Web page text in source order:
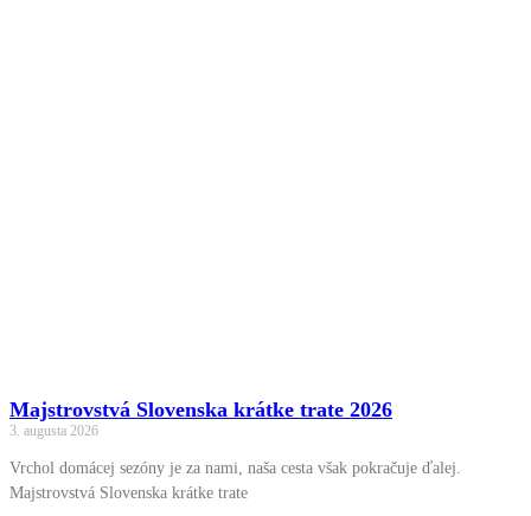
Majstrovstvá Slovenska krátke trate 2026
3. augusta 2026
Vrchol domácej sezóny je za nami, naša cesta však pokračuje ďalej.
Majstrovstvá Slovenska krátke trate